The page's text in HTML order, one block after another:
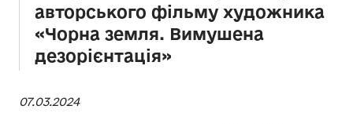
авторського фільму художника
«Чорна земля. Вимушена
дезорієнтація»
07.03.2024